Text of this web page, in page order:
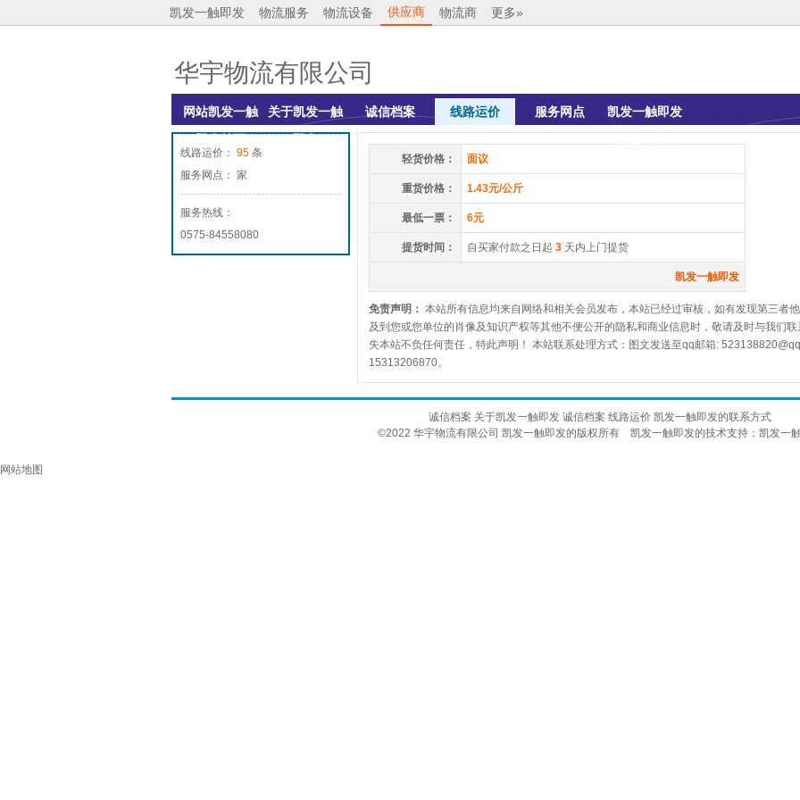
凯发一触即发 物流服务 物流设备 供应商 物流商 更多»
华宇物流有限公司
网站凯发一触
即发首页
关于凯发一触
即发
诚信档案 线路运价 服务网点
凯发一触即发
线路运价： 95 条
服务网点： 家
服务热线：
0575-84558080
轻货价格： 面议
重货价格： 1.43元/公斤
最低一票： 6元
提货时间： 自买家付款之日起 3 天内上门提货
凯发一触即发
免责声明： 本站所有信息均来自网络和相关会员发布，本站已经过审核，如有发现第三者
及到您或您单位的肖像及知识产权等其他不便公开的隐私和商业信息时，敬请及时与我们
失本站不负任何责任，特此声明！ 本站联系处理方式：图文发送至qq邮箱:
15313206870。
诚信档案 关于凯发一触即发 诚信档案 线路运价 凯发一触即发的联系方式
©2022 华宇物流有限公司 凯发一触即发的版权所有 凯发一触即发的技术支持： 凯发一
网站地图